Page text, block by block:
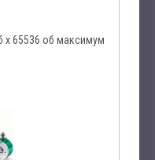
х 65536 об максимум